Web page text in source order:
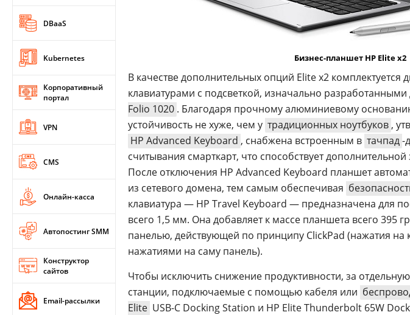
DBaaS
Kubernetes
Корпоративный
портал
VPN
CMS
Онлайн-касса
Автопостинг SMM
Конструктор
сайтов
Email-рассылки
Бизнес-планшет HP Elite x2
В качестве дополнительных опций Elite x2
клавиатурами с подсветкой, изначально разработанными
Folio 1020 . Благодаря прочному алюминиевому
устойчивость не хуже, чем у традиционных ноутбуков ,
HP Advanced Keyboard , снабжена встроенным в тачпад-
считывания смарткарт, что способствует
После отключения HP Advanced Keyboard планшет
из сетевого домена, тем самым обеспечивая
клавиатура — HP Travel Keyboard — предназначена для
всего 1,5 мм. Она добавляет к массе планшета всего 395
панелью, действующей по принципу ClickPad (нажатия
нажатиями на саму панель).
Чтобы исключить снижение продуктивности, за
станции, подключаемые с помощью кабеля или
Elite USB-C Docking Station и HP Elite Thunderbolt 65W